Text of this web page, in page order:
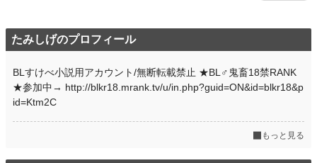
たみしげのプロフィール
BLすけべ小説用アカウント/無断転載禁止 ★BL♂鬼畜18禁RANK
★参加中→ http://blkr18.mrank.tv/u/in.php?guid=ON&id=blkr18&p
id=Ktm2C
もっと見る